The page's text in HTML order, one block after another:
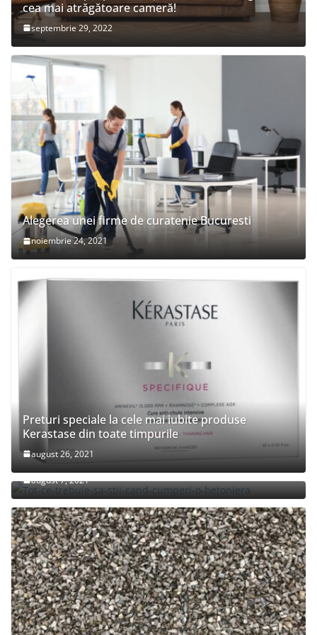
cea mai atrăgătoare cameră!
septembrie 29, 2022
Alegerea unei firme de curatenie Bucuresti
noiembrie 24, 2021
Preturi speciale la cele mai iubite produse
Kerastase din toate timpurile
august 26, 2021
Tot ce trebuie sa stii cand cumperi o betoniera
august 7, 2021